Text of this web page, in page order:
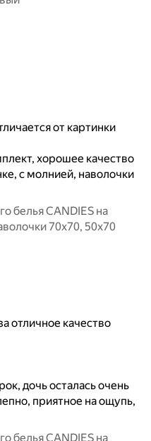
от картинки
хорошее качество
с молнией, наволочки
белья CANDIES на
70x70, 50x70
отличное качество
дочь осталась очень
приятное на ощупь,
белья CANDIES на